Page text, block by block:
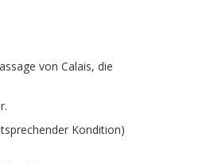
von Calais, die
Kondition)